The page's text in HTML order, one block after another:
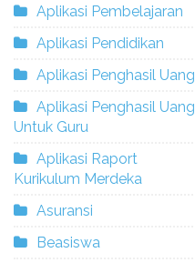
Aplikasi Pembelajaran
Aplikasi Pendidikan
Aplikasi Penghasil Uang
Aplikasi Penghasil Uang
Untuk Guru
Aplikasi Raport
Kurikulum Merdeka
Asuransi
Beasiswa